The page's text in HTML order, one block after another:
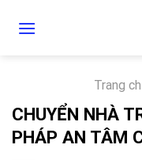
Trang
CHUYỂN NHÀ
PHÁP AN TÂM